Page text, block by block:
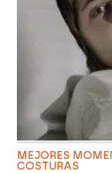
MEJORES
COSTURAS